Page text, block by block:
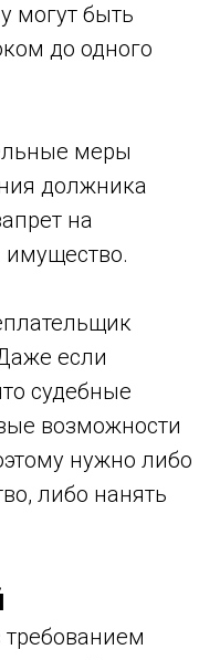
могут быть
до одного
меры
должника
на
если
судебные
возможности
нужно либо
либо нанять